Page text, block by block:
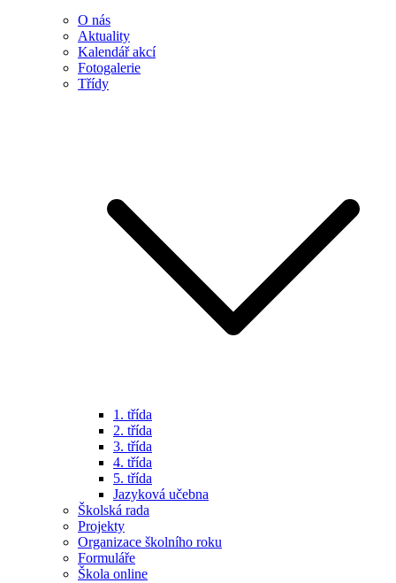
O nás
Aktuality
Kalendář akcí
Fotogalerie
Třídy
1. třída
2. třída
3. třída
4. třída
5. třída
Jazyková učebna
Školská rada
Projekty
Organizace školního roku
Formuláře
Škola online